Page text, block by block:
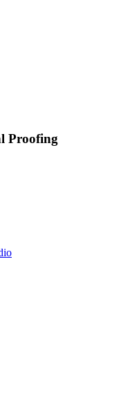
Proofing